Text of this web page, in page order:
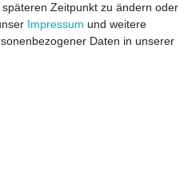
unter 04331 / 4928-910
Zeitpunkt zu ändern oder
Impressum und weitere
Daten in unserer